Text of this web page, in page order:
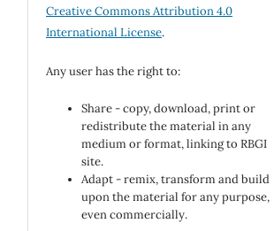
Creative Commons Attribution 4.0
International License.
Any user has the right to:
Share - copy, download, print or
redistribute the material in any
medium or format, linking to RBGI
site.
Adapt - remix, transform and build
upon the material for any purpose,
even commercially.